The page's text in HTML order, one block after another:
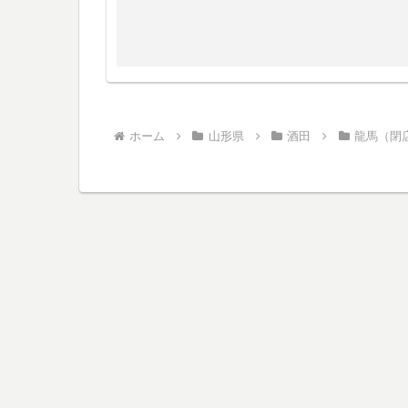
ホーム 山形県 酒田 龍馬（閉